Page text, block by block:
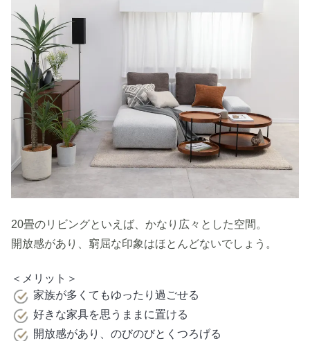
20畳のリビングといえば、かなり広々とした空間。
開放感があり、窮屈な印象はほとんどないでしょう。
＜メリット＞
家族が多くてもゆったり過ごせる
好きな家具を思うままに置ける
開放感があり、のびのびとくつろげる